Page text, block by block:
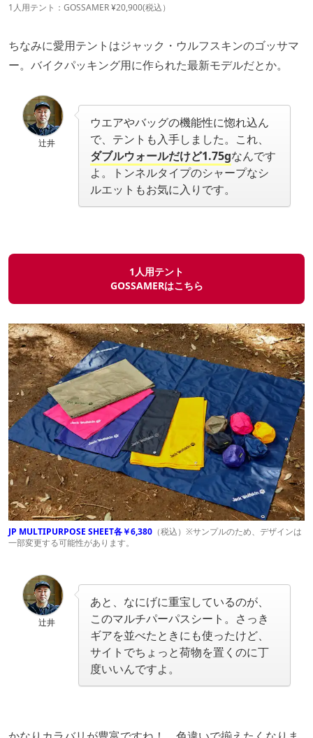
1人用テント：GOSSAMER ¥20,900(税込）
ちなみに愛用テントはジャック・ウルフスキンのゴッサマ
ー。バイクパッキング用に作られた最新モデルだとか。
辻井
ウエアやバッグの機能性に惚れ込ん
で、テントも入手しました。これ、
ダブルウォールだけど1.75gなんです
よ。トンネルタイプのシャープなシ
ルエットもお気に入りです。
1人用テント
GOSSAMERはこちら
JP MULTIPURPOSE SHEET各￥6,380 （税込）※サンプルのため、デザインは
一部変更する可能性があります。
辻井
あと、なにげに重宝しているのが、
このマルチパーパスシート。さっき
ギアを並べたときにも使ったけど、
サイトでちょっと荷物を置くのに丁
度いいんですよ。